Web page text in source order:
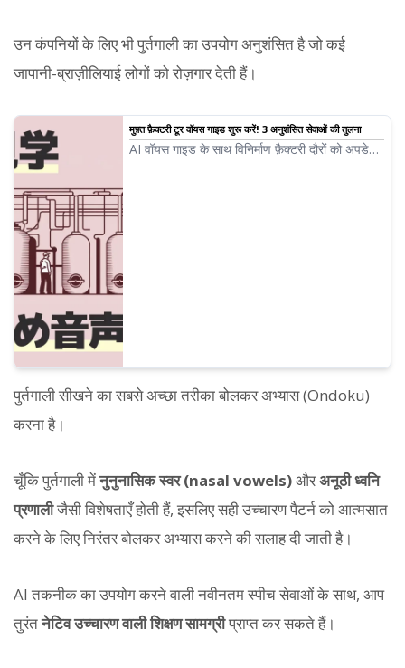
उन कंपनियों के लिए भी पुर्तगाली का उपयोग अनुशंसित है जो कई
जापानी-ब्राज़ीलियाई लोगों को रोज़गार देती हैं।
मुफ़्त फ़ैक्टरी टूर वॉयस गाइड शुरू करें! 3 अनुशंसित सेवाओं की तुलना
AI वॉयस गाइड के साथ विनिर्माण फ़ैक्टरी दौरों को अपडेट
पुर्तगाली सीखने का सबसे अच्छा तरीका बोलकर अभ्यास (Ondoku)
करना है।
चूँकि पुर्तगाली मेंनुनुनासिक स्वर (nasal vowels)औरअनूठी ध्वनि
प्रणालीजैसी विशेषताएँ होती हैं, इसलिए सही उच्चारण पैटर्न को आत्मसात
करने के लिए निरंतर बोलकर अभ्यास करने की सलाह दी जाती है।
AI तकनीक का उपयोग करने वाली नवीनतम स्पीच सेवाओं के साथ, आप
तुरंतनेटिव उच्चारण वाली शिक्षण सामग्रीप्राप्त कर सकते हैं।